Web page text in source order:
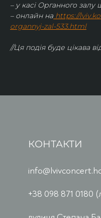
– у касі Органного залу
– онлайн на https://
organnyj-zal-533.html
//Ця подія буде цікава
КОНТАКТИ
+38 098 871 0180